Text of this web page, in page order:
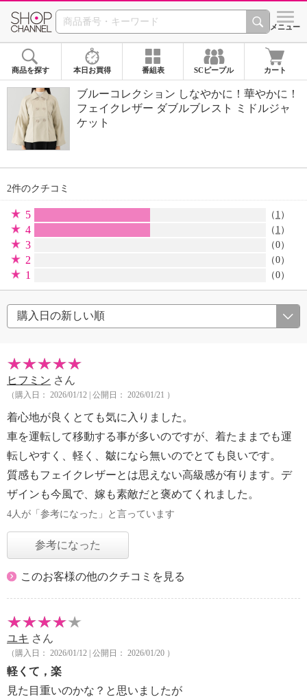
SHOP CHANNEL シメニュー
商品を探す 本日お買得 番組表 SCピープル カート
ブルーコレクション しなやかに！華やかに！
フェイクレザー ダブルブレスト ミドルジャ
ケット
2件のクチコミ
5 （ 1 ）
4 （ 1 ）
3 （0）
2 （0）
1 （0）
ヒフミン さん
（購入日： 2026/01/12 | 公開日： 2026/01/21 ）
着心地が良くとても気に入りました。
車を運転して移動する事が多いのですが、着たままでも運
転しやすく、軽く、皺になら無いのでとても良いです。
質感もフェイクレザーとは思えない高級感が有ります。デ
ザインも今風で、嫁も素敵だと褒めてくれました。
4人が「参考になった」と言っています
参考になった
このお客様の他のクチコミを見る
ユキ さん
（購入日： 2026/01/12 | 公開日： 2026/01/20 ）
軽くて，楽
見た目重いのかな？と思いましたが